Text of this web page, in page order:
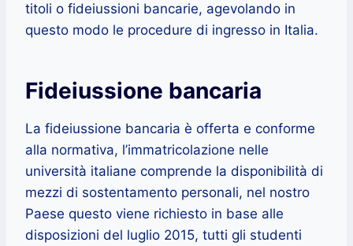
titoli o fideiussioni bancarie, agevolando in
questo modo le procedure di ingresso in Italia.
Fideiussione bancaria
La fideiussione bancaria è offerta e conforme
alla normativa, l’immatricolazione nelle
università italiane comprende la disponibilità di
mezzi di sostentamento personali, nel nostro
Paese questo viene richiesto in base alle
disposizioni del luglio 2015, tutti gli studenti